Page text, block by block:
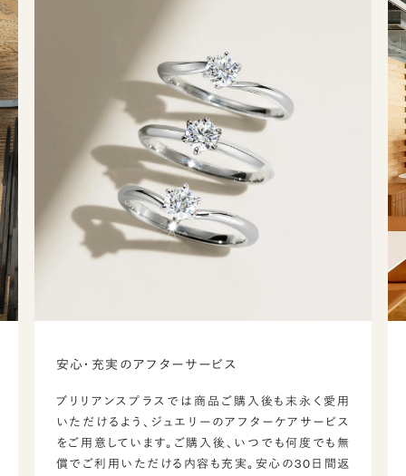
安心・充実のアフターサービス
ブリリアンスプラスでは商品ご購入後も末永く愛用
いただけるよう、ジュエリーのアフターケアサービス
をご用意しています。ご購入後、いつでも何度でも無
償でご利用いただける内容も充実。安心の30日間返